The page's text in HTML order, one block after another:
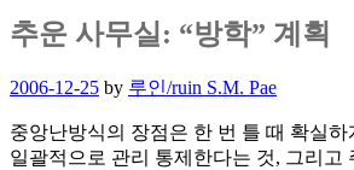
추운 사무실: “방학” 계획
Posted
2006-12-25 by 루인/ruin S.M. Pae
중앙난방식의 장점은 한 번 틀 때 확실
일괄적으로 관리 통제한다는 것, 그리고